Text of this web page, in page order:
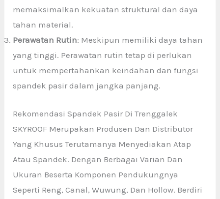
memaksimalkan kekuatan struktural dan daya
tahan material.
Perawatan Rutin: Meskipun memiliki daya tahan
yang tinggi. Perawatan rutin tetap di perlukan
untuk mempertahankan keindahan dan fungsi
spandek pasir dalam jangka panjang.
Rekomendasi Spandek Pasir Di Trenggalek
SKYROOF Merupakan Produsen Dan Distributor
Yang Khusus Terutamanya Menyediakan Atap
Atau Spandek. Dengan Berbagai Varian Dan
Ukuran Beserta Komponen Pendukungnya
Seperti Reng, Canal, Wuwung, Dan Hollow. Berdiri